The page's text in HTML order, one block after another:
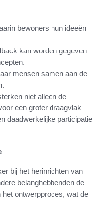
bewoners hun ideeën
kan worden gegeven
mensen samen aan de
niet alleen de
een groter draagvlak
daadwerkelijke participatie
bij het herinrichten van
belanghebbenden de
ontwerpproces, wat de